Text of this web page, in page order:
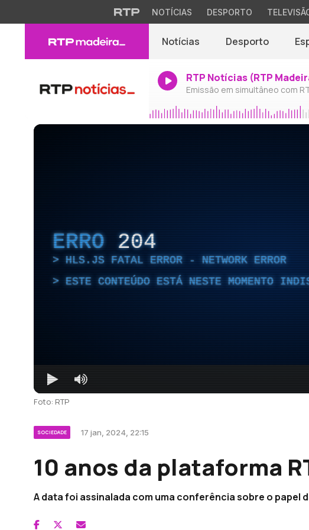
NOTÍCIAS DESPORTO
Notícias Desporto
RTP Notícias (RTP
Emissão em simultâneo com
ERRO 204
HLS.JS FATAL ERROR - NETWORK ERROR
ESTE CONTEÚDO ESTÁ NESTE MOMENTO
Foto: RTP
SOCIEDADE 17 jan, 2024, 22:15
10 anos da plataforma
A data foi assinalada com uma conferência sobre o papel